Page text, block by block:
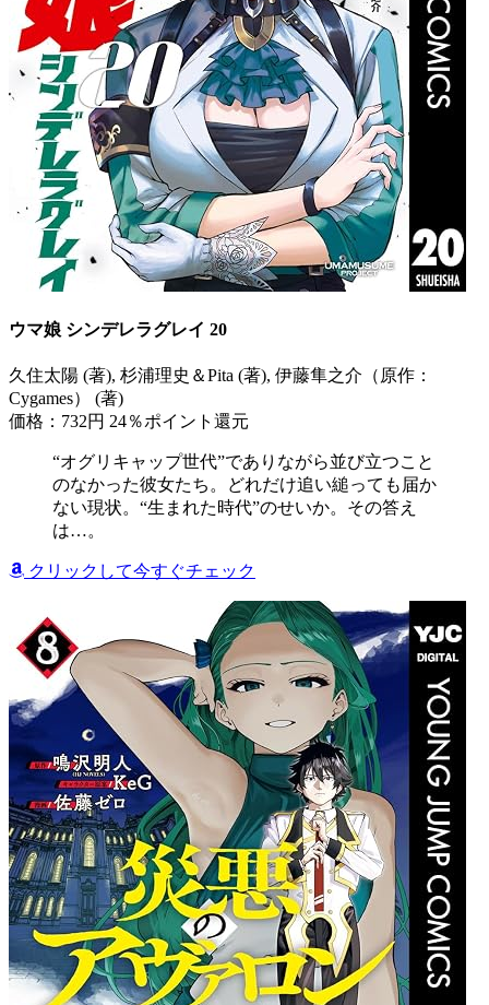
ウマ娘 シンデレラグレイ 20
久住太陽 (著), 杉浦理史＆Pita (著), 伊藤隼之介（原作：
Cygames） (著)
価格：732円 24％ポイント還元
“オグリキャップ世代”でありながら並び立つこと
のなかった彼女たち。どれだけ追い縋っても届か
ない現状。“生まれた時代”のせいか。その答え
は…。
クリックして今すぐチェック